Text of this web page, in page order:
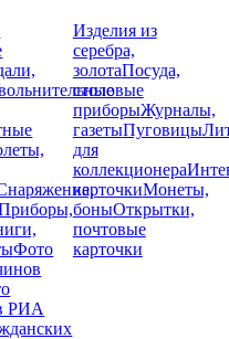
Фото
РИА
Изделия из
серебра,
золотаПосуда,
столовые
приборыЖурналы,
газетыПуговицы
для
коллекционера
карточкиМонеты,
боныОткрытки,
почтовые
карточки